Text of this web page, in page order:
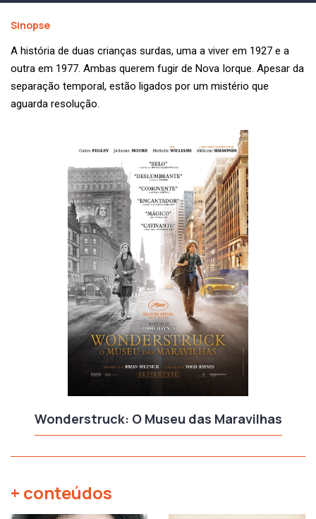
Wonderstruck: O Museu das Maravilhas
Sinopse
A história de duas crianças surdas, uma a viver em 1927 e a
outra em 1977. Ambas querem fugir de Nova Iorque. Apesar da
separação temporal, estão ligados por um mistério que
aguarda resolução.
+ conteúdos